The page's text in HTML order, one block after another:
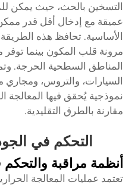
التسخين بالحث، حيث يمكن
عميقة مع إدخال أقل قدر
الأساسية. تحافظ هذه الطريقة
مرونة قلب المكون بينما توفر
المناطق السطحية الحرجة.
السيارات، والتروس،
نموذجية يُحقق فيها المعالجة
مقارنة بالطرق التقليدية.
التحكم في
أنظمة مراقبة
تعتمد عمليات المعالجة